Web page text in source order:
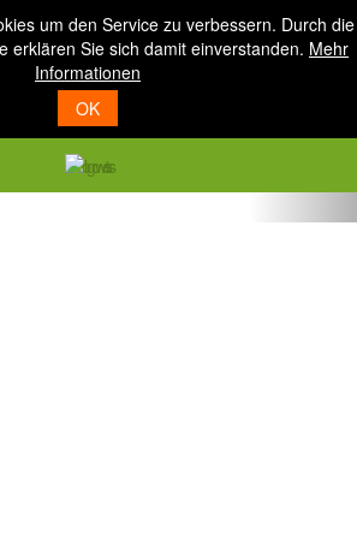
um den Service zu verbessern. Durch die
erklären Sie sich damit einverstanden. Mehr
Informationen
OK